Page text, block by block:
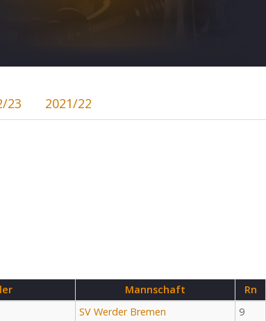
23
2021/22
Mannschaft Rn
SV Werder Bremen 9